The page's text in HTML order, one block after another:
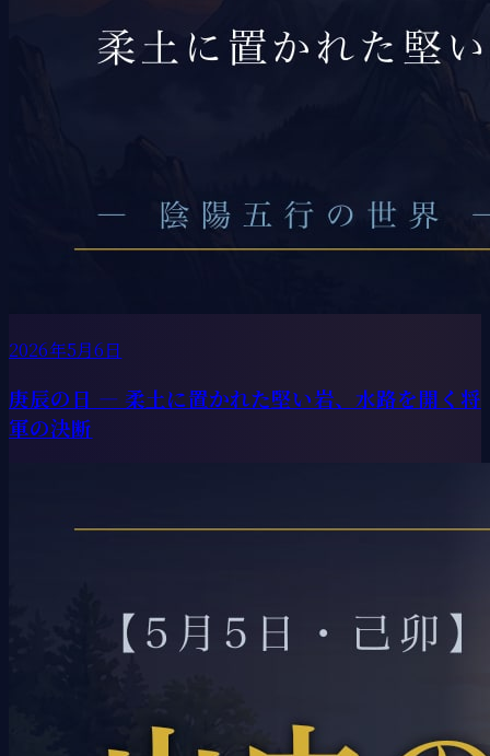
2026年5月6日
庚辰の日 ― 柔土に置かれた堅い岩、水路を開く将
軍の決断